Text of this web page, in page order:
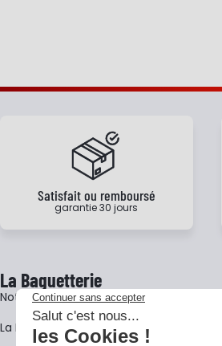
Satisfait ou remboursé
garantie 30 jours
La Baguetterie
Notre histoire
La BagShow